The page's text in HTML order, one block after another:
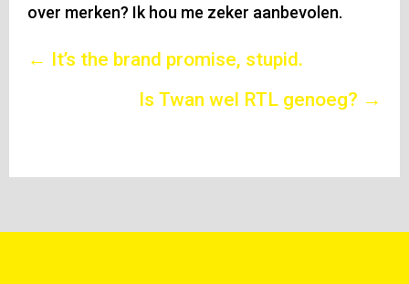
over merken? Ik hou me zeker aanbevolen.
Posts
navigation
← It’s the brand promise, stupid.
Is Twan wel RTL genoeg? →